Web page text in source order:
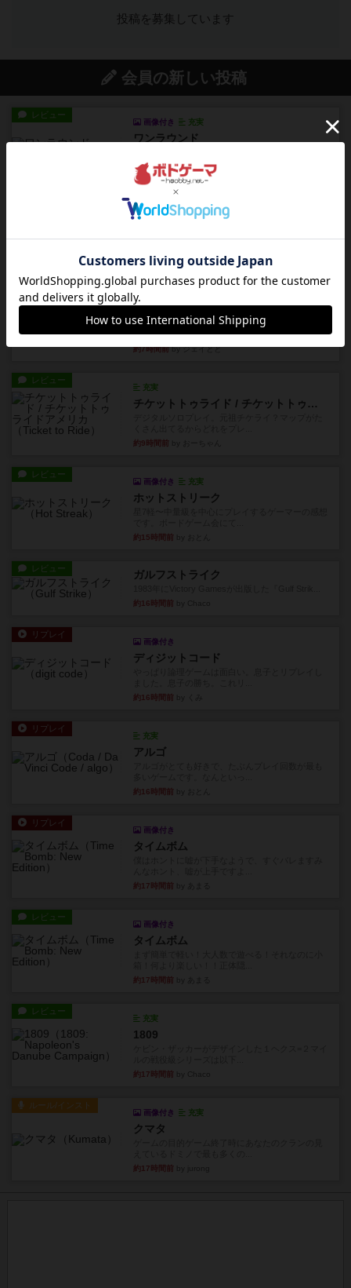
投稿を募集しています
会員の新しい投稿
レビュー
画像付き 充実
ワンラウンド
です。今回はボードゲーム...
約2時間前by おとん
充実
ルで簡単な小ゲームで今でも...
レビュー 無限まちがいさがし
6つの場面カード（表、裏で違う絵）が何枚かあ
り、そのうち3つ選んで、同...
約7時間前by ジェイとと
レビュー
充実
チケットトゥライド / チケットトゥライドアメリカ
約9時間前
レビュー
画像付き 充実
ホットストリーク
約15時間前
レビュー ガルフストライク
約16時間前
リプレイ
画像付き
ディジットコード
約16時間前
リプレイ
充実
アルゴ
約16時間前
リプレイ
画像付き
タイムボム
約17時間前
レビュー
画像付き
タイムボム
約17時間前
レビュー
充実
1809
約17時間前
ルール/インスト
画像付き 充実
クマタ
約17時間前